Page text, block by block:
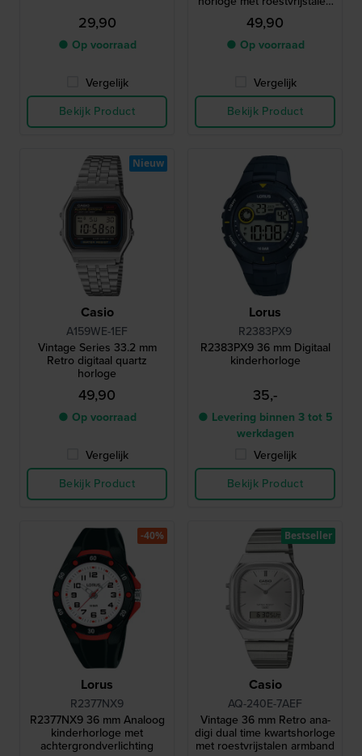
29,90
● Op voorraad
Vergelijk
Bekijk Product
armband
49,90
● Op voorraad
Vergelijk
Bekijk Product
Casio
A159WE-1EF
Vintage Series 33.2 mm
Retro digitaal quartz
horloge
49,90
● Op voorraad
Vergelijk
Bekijk Product
Nieuw
Lorus
R2383PX9
R2383PX9 36 mm Digitaal
kinderhorloge
35,-
● Levering binnen 3 tot 5
werkdagen
Vergelijk
Bekijk Product
Lorus
R2377NX9
R2377NX9 36 mm Analoog
kinderhorloge met
achtergrondverlichting
-40%
Casio
AQ-240E-7AEF
Vintage 36 mm Retro ana-
digi dual time kwartshorloge
met roestvrijstalen armband
Bestseller